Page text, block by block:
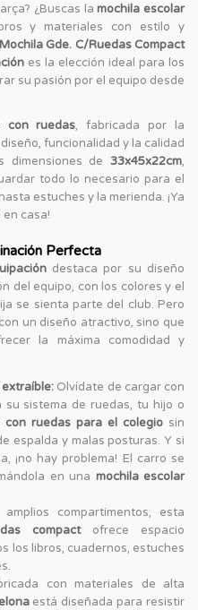
¿Buscas lamochila escolar
y materiales con estilo y
Mochila Gde. C/Ruedas Compact
es la elección ideal para los
su pasión por el equipo desde
con ruedas, fabricada por la
funcionalidad y la calidad
dimensiones de 33x45x22cm,
todo lo necesario para el
estuches y la merienda. ¡Ya
casa!
Perfecta
destaca por su diseño
del equipo, con los colores y el
se sienta parte del club. Pero
un diseño atractivo, sino que
la máxima comodidad y
Olvídate de cargar con
su sistema de ruedas, tu hijo o
con ruedas para el colegio sin
espalda y malas posturas. Y si
¡no hay problema! El carro se
en una mochila escolar
compartimentos, esta
compactofrece espacio
los libros, cuadernos, estuches
con materiales de alta
está diseñada para resistir